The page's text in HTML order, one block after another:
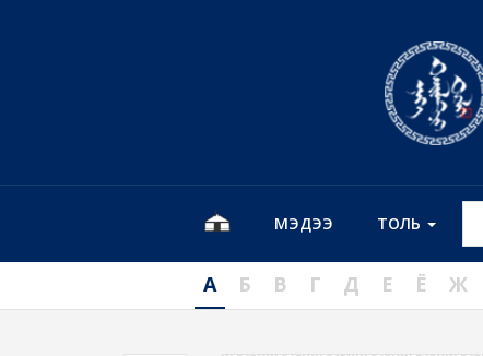
МЭДЭЭ ТОЛЬ
А Б В Г Д Е Ё Ж